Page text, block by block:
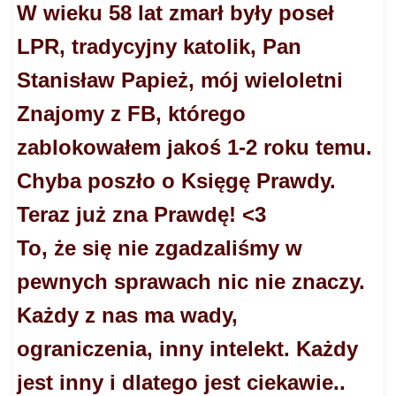
W wieku 58 lat zmarł były poseł
LPR, tradycyjny katolik, Pan
Stanisław Papież, mój wieloletni
Znajomy z FB, którego
zablokowałem jakoś 1-2 roku temu.
Chyba poszło o Księgę Prawdy.
Teraz już zna Prawdę! <3
To, że się nie zgadzaliśmy w
pewnych sprawach nic nie znaczy.
Każdy z nas ma wady,
ograniczenia, inny intelekt. Każdy
jest inny i dlatego jest ciekawie..